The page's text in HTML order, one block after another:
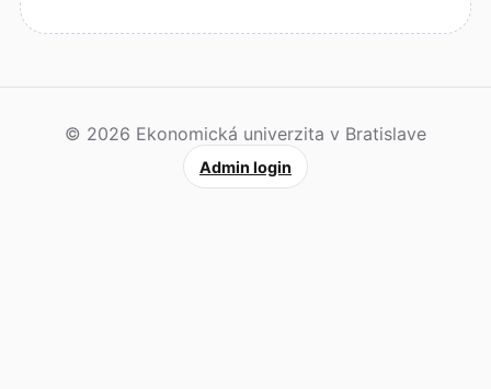
© 2026 Ekonomická univerzita v Bratislave
Admin login